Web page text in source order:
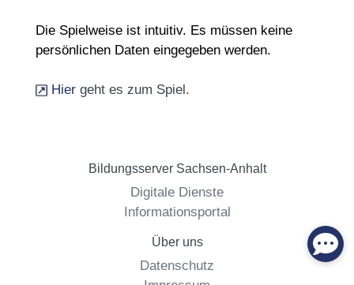
Die Spielweise ist intuitiv. Es müssen keine
persönlichen Daten eingegeben werden.
Hier geht es zum Spiel.
Bildungsserver Sachsen-Anhalt
Digitale Dienste
Informationsportal
Über uns
Datenschutz